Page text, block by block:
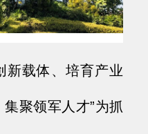
载体、培育产业
聚领军人才”为抓